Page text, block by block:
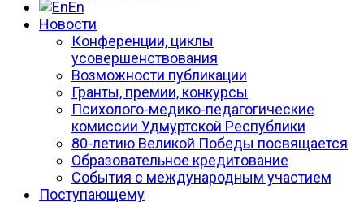
En
Новости
Конференции, циклы
усовершенствования
Возможности публикации
Гранты, премии, конкурсы
Психолого-медико-педагогические
комиссии Удмуртской Республики
80-летию Великой Победы посвящается
Образовательное кредитование
События с международным участием
Поступающему